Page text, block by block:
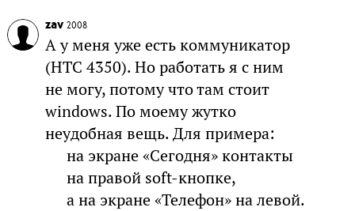
zav 2008
А у меня уже есть коммуникатор
(HTC 4350). Но работать я с ним
не могу, потому что там стоит
windows. По моему жутко
неудобная вещь. Для примера:
на экране «Сегодня» контакты
на правой soft-кнопке,
а на экране «Телефон» на левой.